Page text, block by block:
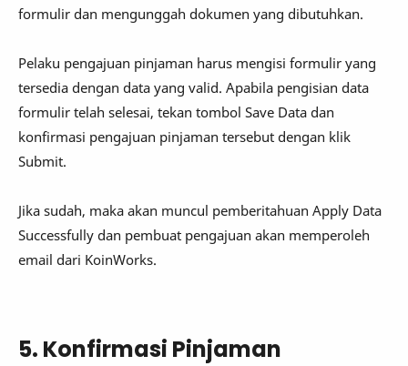
formulir dan mengunggah dokumen yang dibutuhkan.
Pelaku pengajuan pinjaman harus mengisi formulir yang
tersedia dengan data yang valid. Apabila pengisian data
formulir telah selesai, tekan tombol Save Data dan
konfirmasi pengajuan pinjaman tersebut dengan klik
Submit.
Jika sudah, maka akan muncul pemberitahuan Apply Data
Successfully dan pembuat pengajuan akan memperoleh
email dari KoinWorks.
5. Konfirmasi Pinjaman